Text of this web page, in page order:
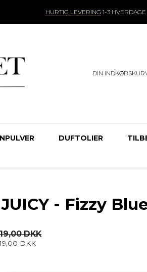
HURTIG LEVERING 1-3 HVERDAGE
DIN
DUFTOLIER
- Fizzy
DKK
DKK